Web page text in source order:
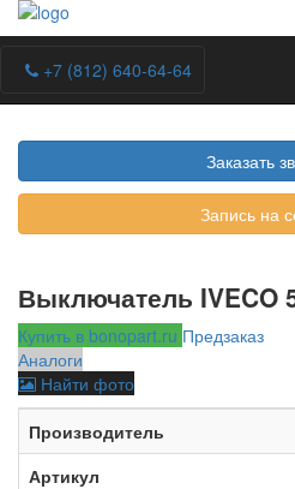
+7 (812) 640-64-64
Заказать
Запись на
Выключатель IVECO
Купить в bonopart.ru Предзаказ
Аналоги
Найти фото
Производитель
Артикул